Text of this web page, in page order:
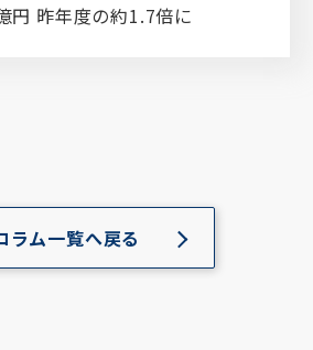
円 昨年度の約1.7倍に
ラム一覧へ戻る